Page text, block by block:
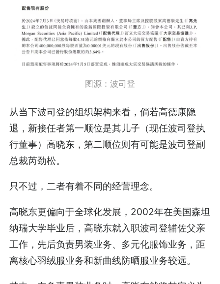
图源：波司登
从当下波司登的组织架构来看，倘若高德康隐
退，新接任者第一顺位是其儿子（现任波司登执
行董事）高晓东，第二顺位则有可能是波司登副
总裁芮劲松。
只不过，二者有着不同的经营理念。
高晓东更偏向于全球化发展，2002年在美国森坦
纳瑞大学毕业后，高晓东就入职波司登辅佐父亲
工作，先后负责男装业务、多元化服饰业务，距
离核心羽绒服业务和新曲线防晒服业务较远。